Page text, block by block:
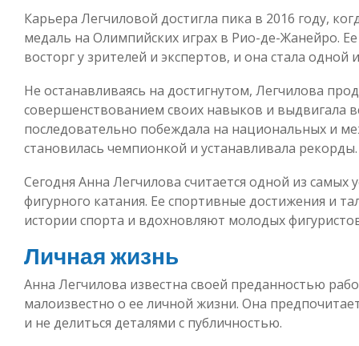
Карьера Легчиловой достигла пика в 2016 году,
медаль на Олимпийских играх в Рио-де-Жанейро.
восторг у зрителей и экспертов, и она стала
Не останавливаясь на достигнутом, Легчилова
совершенствованием своих навыков и выдвигала
последовательно побеждала на национальных и
становилась чемпионкой и устанавливала рекорды.
Сегодня Анна Легчилова считается одной из
фигурного катания. Ее спортивные достижения и
истории спорта и вдохновляют молодых
Личная жизнь
Анна Легчилова известна своей преданностью
малоизвестно о ее личной жизни. Она
и не делиться деталями с публичностью.